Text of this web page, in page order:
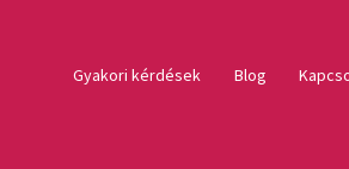
Gyakori kérdések Blog